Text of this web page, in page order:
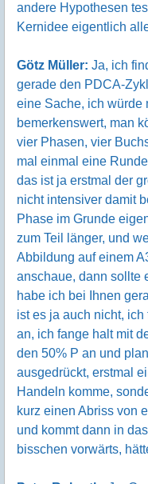
andere Hypothesen
Kernidee eigentlich
Götz Müller: Ja, ich
gerade den PDCA-
eine Sache, ich würde
bemerkenswert, man
vier Phasen, vier
mal einmal eine
das ist ja erstmal der
nicht intensiver damit
Phase im Grunde
zum Teil länger, und
Abbildung auf einem
anschaue, dann sollte
habe ich bei Ihnen
ist es ja auch nicht,
an, ich fange halt mit
den 50% P an und
ausgedrückt, erstmal
Handeln komme,
kurz einen Abriss von
und kommt dann in
bisschen vorwärts,